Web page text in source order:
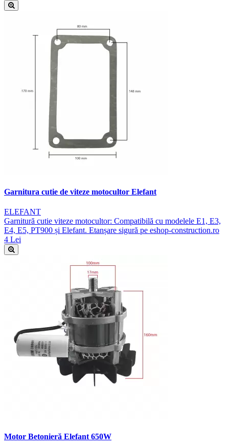
Garnitura cutie de viteze motocultor Elefant
ELEFANT
Garnitură cutie viteze motocultor: Compatibilă cu modelele E1, E3,
E4, E5, PT900 și Elefant. Etanșare sigură pe eshop-construction.ro
4 Lei
Motor Betonieră Elefant 650W